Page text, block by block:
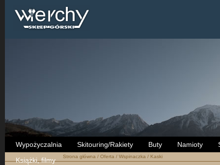
Wypożyczalnia Skitouring/Rakiety Buty Namioty
Książki, filmy
Strona główna / Oferta / Wspinaczka / Kaski